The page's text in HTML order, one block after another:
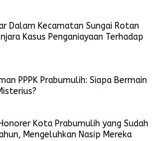
Dalam Kecamatan Sungai Rotan
Kasus Penganiayaan Terhadap
PPPK Prabumulih: Siapa Bermain
Kota Prabumulih yang Sudah
Mengeluhkan Nasip Mereka